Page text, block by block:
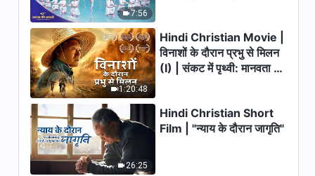
7:56
1:20:48
Hindi Christian Movie |
विनाशों के दौरान प्रभु से मिलन
(I) | संकट में पृथ्वी: मानवता का
26:25
Hindi Christian Short
Film | "न्याय के दौरान जागृति"